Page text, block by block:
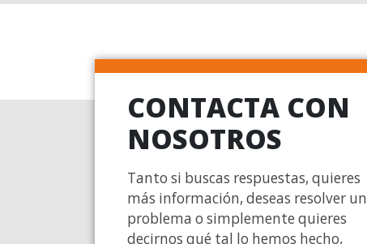
CONTACTA CON
NOSOTROS
Tanto si buscas respuestas, quieres
más información, deseas resolver un
problema o simplemente quieres
decirnos qué tal lo hemos hecho,